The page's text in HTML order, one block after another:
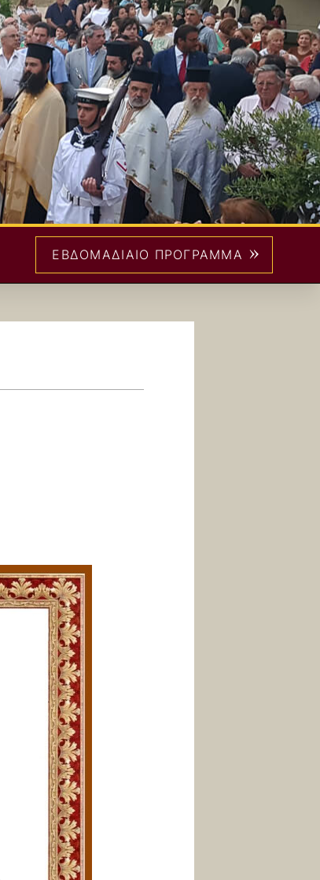
ΕΒΔΟΜΑΔΙΑΊΟ ΠΡΌΓΡΑΜΜΑ >